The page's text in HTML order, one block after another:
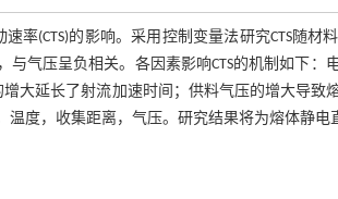
率(CTS)的影响。采用控制变量法研究CTS随
与气压呈负相关。各因素影响CTS的机制如下
大延长了射流加速时间；供料气压的增大导致
温度，收集距离，气压。研究结果将为熔体静电